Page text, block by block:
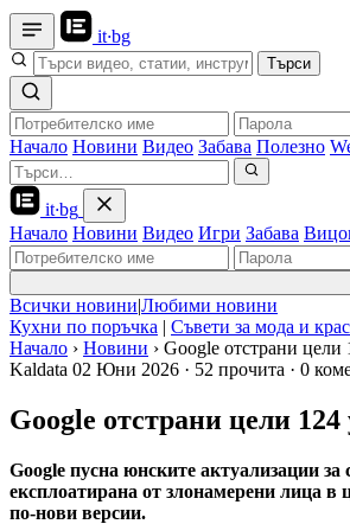
it·bg
Търси
Начало Новини Видео Забава Полезно
it·bg
Начало Новини Видео Игри Забава
Всички новини|Любими новини
Кухни по поръчка | Съвети за мода и
Начало › Новини › Google отстрани цели
Kaldata 02 Юни 2026 · 52 прочита · 0
Google отстрани цели
Google пусна юнските актуализации
експлоатирана от злонамерени лица в
по-нови версии.